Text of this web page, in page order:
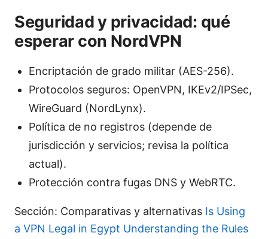
Seguridad y privacidad: qué
esperar con NordVPN
Encriptación de grado militar (AES-256).
Protocolos seguros: OpenVPN, IKEv2/IPSec,
WireGuard (NordLynx).
Política de no registros (depende de
jurisdicción y servicios; revisa la política
actual).
Protección contra fugas DNS y WebRTC.
Sección: Comparativas y alternativas Is Using
a VPN Legal in Egypt Understanding the Rules